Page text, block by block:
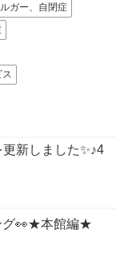
ガー、自閉症
新しました✨♪4
グ👀★本館編★